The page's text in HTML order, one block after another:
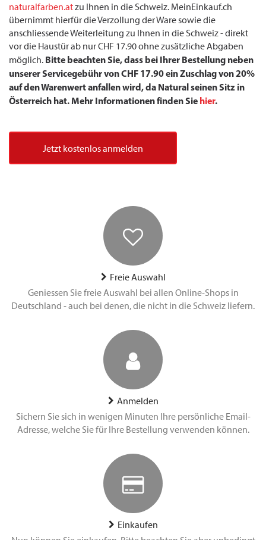
naturalfarben.atzu Ihnen in die Schweiz. MeinEinkauf.ch
übernimmt hierfür die Verzollung der Ware sowie die
anschliessende Weiterleitung zu Ihnen in die Schweiz - direkt
vor die Haustür ab nur CHF 17.90 ohne zusätzliche Abgaben
möglich. Bitte beachten Sie, dass bei Ihrer Bestellung neben
unserer Servicegebühr von CHF 17.90 ein Zuschlag von 20%
auf den Warenwert anfallen wird, da Natural seinen Sitz in
Österreich hat. Mehr Informationen finden Sie hier.
Jetzt kostenlos anmelden
Freie Auswahl
Geniessen Sie freie Auswahl bei allen Online-Shops in
Deutschland - auch bei denen, die nicht in die Schweiz liefern.
Anmelden
Sichern Sie sich in wenigen Minuten Ihre persönliche Email-
Adresse, welche Sie für Ihre Bestellung verwenden können.
Einkaufen